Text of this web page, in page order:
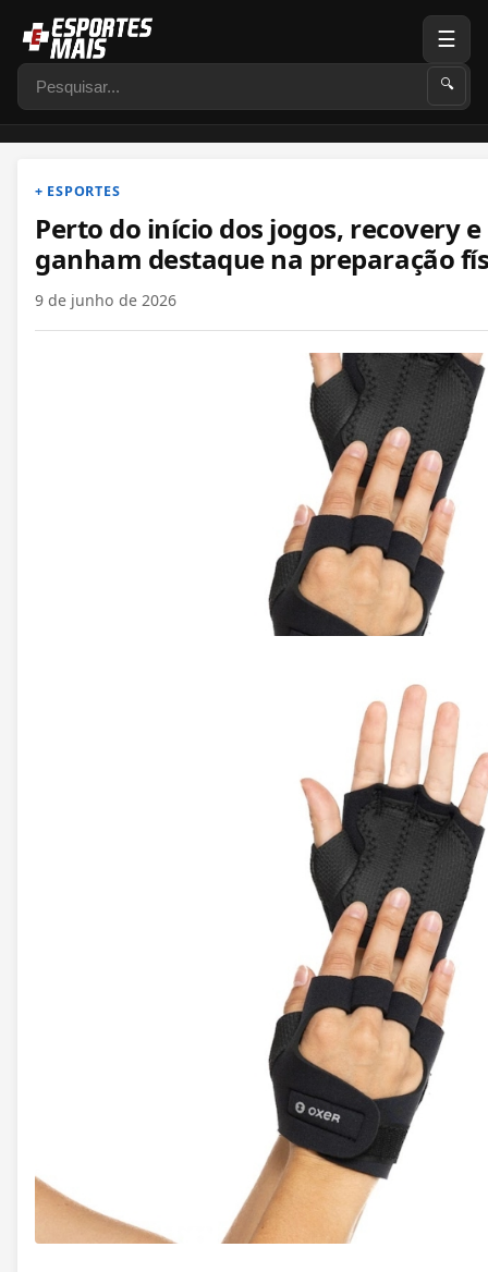
Pesquisar 🔍
☰
+ ESPORTES
Perto do início dos jogos, recovery
ganham destaque na preparação
9 de junho de 2026